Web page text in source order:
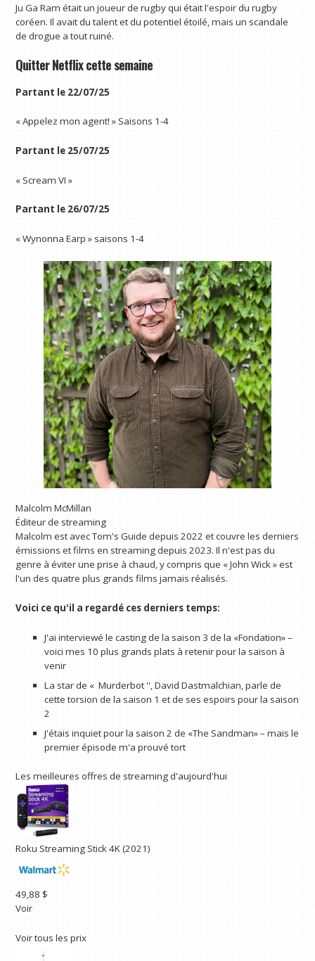
Ju Ga Ram était un joueur de rugby qui était l'espoir du rugby
coréen. Il avait du talent et du potentiel étoilé, mais un scandale
de drogue a tout ruiné.
Quitter Netflix cette semaine
Partant le 22/07/25
« Appelez mon agent! » Saisons 1-4
Partant le 25/07/25
« Scream VI »
Partant le 26/07/25
« Wynonna Earp » saisons 1-4
Malcolm McMillan
Éditeur de streaming
Malcolm est avec Tom's Guide depuis 2022 et couvre les derniers
émissions et films en streaming depuis 2023. Il n'est pas du
genre à éviter une prise à chaud, y compris que « John Wick » est
l'un des quatre plus grands films jamais réalisés.
Voici ce qu'il a regardé ces derniers temps:
J'ai interviewé le casting de la saison 3 de la «Fondation» –
voici mes 10 plus grands plats à retenir pour la saison à
venir
La star de « Murderbot '', David Dastmalchian, parle de
cette torsion de la saison 1 et de ses espoirs pour la saison
2
J'étais inquiet pour la saison 2 de «The Sandman» – mais le
premier épisode m'a prouvé tort
Les meilleures offres de streaming d'aujourd'hui
Roku Streaming Stick 4K (2021)
49,88 $
Voir
Voir tous les prix